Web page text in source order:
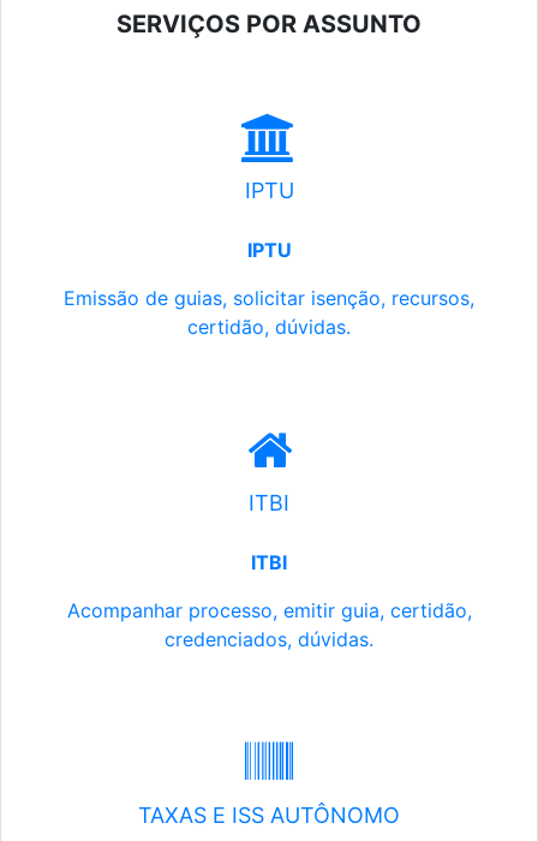
SERVIÇOS POR ASSUNTO
IPTU
IPTU
Emissão de guias, solicitar isenção, recursos,
certidão, dúvidas.
ITBI
ITBI
Acompanhar processo, emitir guia, certidão,
credenciados, dúvidas.
TAXAS E ISS AUTÔNOMO